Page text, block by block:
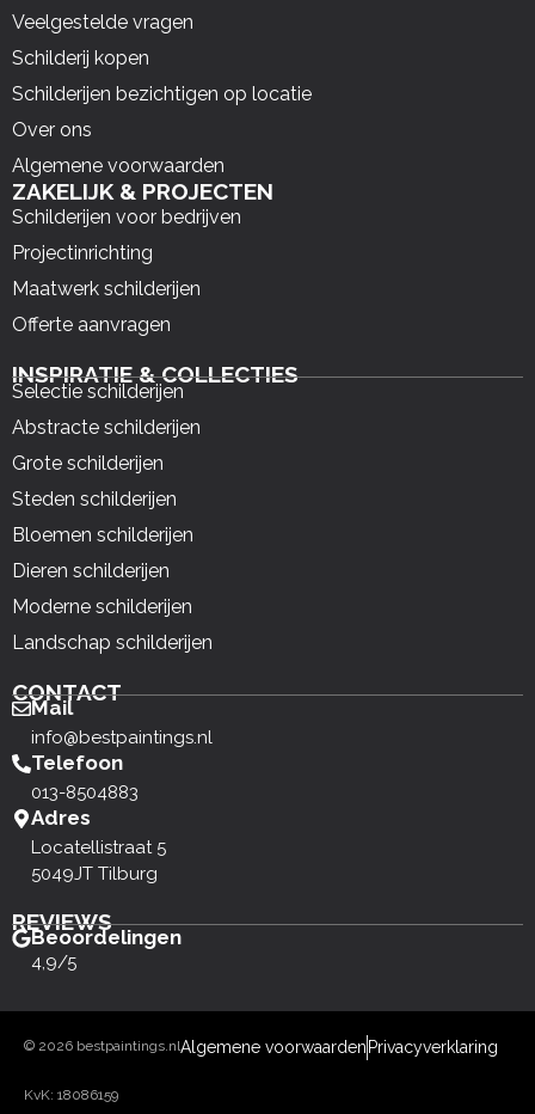
Veelgestelde vragen
Schilderij kopen
Schilderijen bezichtigen op locatie
Over ons
Algemene voorwaarden
ZAKELIJK & PROJECTEN
Schilderijen voor bedrijven
Projectinrichting
Maatwerk schilderijen
Offerte aanvragen
INSPIRATIE & COLLECTIES
Selectie schilderijen
Abstracte schilderijen
Grote schilderijen
Steden schilderijen
Bloemen schilderijen
Dieren schilderijen
Moderne schilderijen
Landschap schilderijen
CONTACT
Mail
info@bestpaintings.nl
Telefoon
013-8504883
Adres
Locatellistraat 5
5049JT Tilburg
REVIEWS
Beoordelingen
4,9/5
© 2026 bestpaintings.nlAlgemene voorwaarden Privacyverklaring
KvK: 18086159